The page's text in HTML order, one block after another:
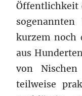
Öffentlichkeit
kurzem noch
aus
von Nischen
teilweise